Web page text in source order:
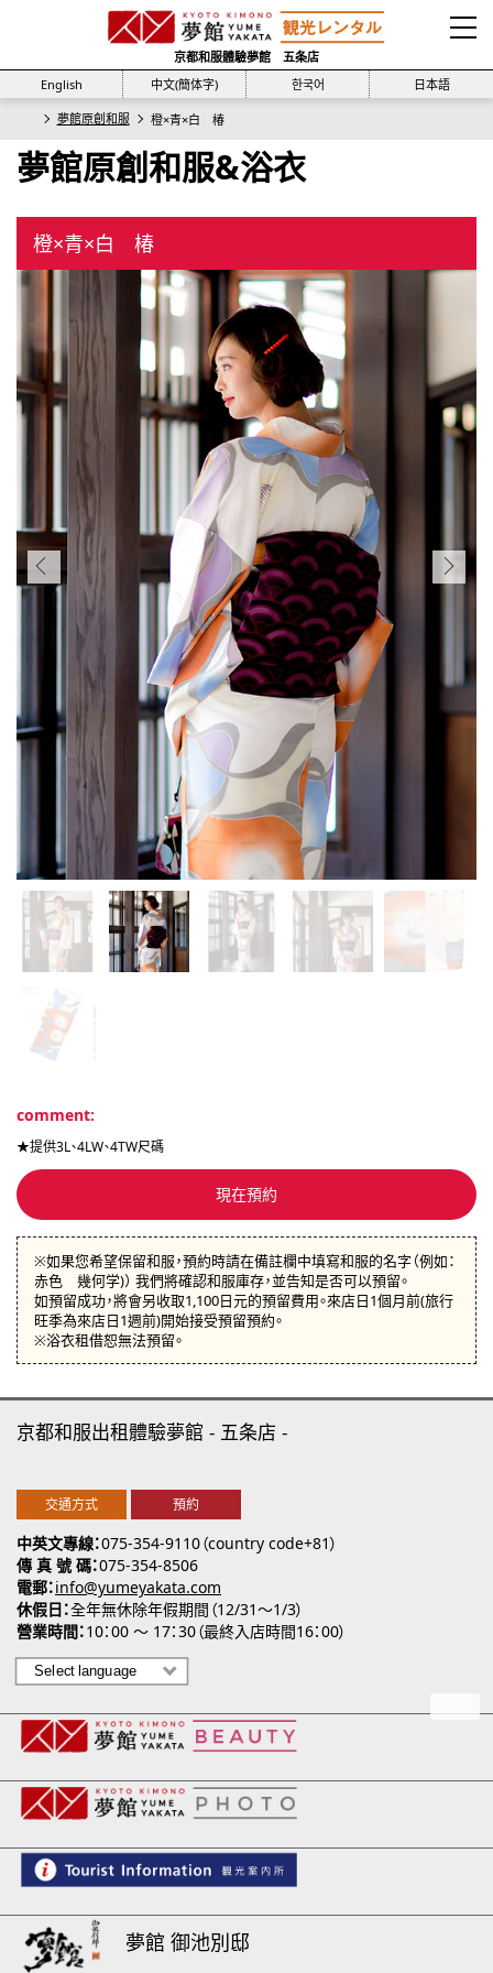
京都和服體驗夢館 五条店
English
中文(簡体字) 한국어 日本語
夢館原創和服 橙×青×白 椿
夢館原創和服&浴衣
橙×青×白 椿
comment:
★提供3L、4LW、4TW尺碼
現在預約
※如果您希望保留和服，預約時請在備註欄中填寫和服的名字（例如：
赤色 幾何学)） 我們將確認和服庫存，並告知是否可以預留。
如預留成功，將會另收取1,100日元的預留費用。來店日1個月前(旅行
旺季為來店日1週前)開始接受預留預約。
※浴衣租借恕無法預留。
中英文專線 075-354-9110（country code+81）
傳 真 號 碼 075-354-8506
電郵 info@yumeyakata.com
休假日 全年無休除年假期間（12/31～1/3）
營業時間 10：00 ～ 17：30（最終入店時間16：00）
京都和服出租體驗夢館 五条店
交通方式 預約
夢館 御池別邸